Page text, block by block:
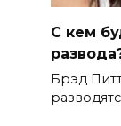
С кем
Брэд